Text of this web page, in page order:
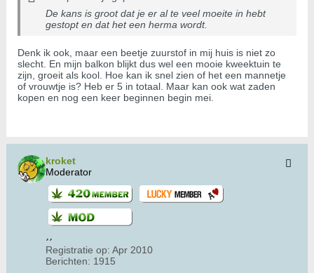
De kans is groot dat je er al te veel moeite in hebt
gestopt en dat het een herma wordt.
Denk ik ook, maar een beetje zuurstof in mij huis is niet zo
slecht. En mijn balkon blijkt dus wel een mooie kweektuin te
zijn, groeit als kool. Hoe kan ik snel zien of het een mannetje
of vrouwtje is? Heb er 5 in totaal. Maar kan ook wat zaden
kopen en nog een keer beginnen begin mei.
kroket
Moderator
Registratie op: Apr 2010
Berichten: 1915